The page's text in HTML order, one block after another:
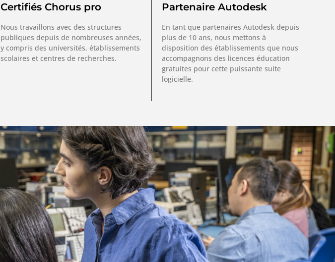
Certifiés Chorus pro
Nous travaillons avec des structures
publiques depuis de nombreuses années,
y compris des universités, établissements
scolaires et centres de recherches.
Partenaire Autodesk
En tant que partenaires Autodesk depuis
plus de 10 ans, nous mettons à
disposition des établissements que nous
accompagnons des licences éducation
gratuites pour cette puissante suite
logicielle.